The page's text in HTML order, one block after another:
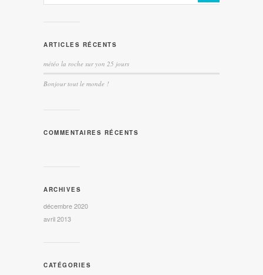
ARTICLES RÉCENTS
météo la roche sur yon 25 jours
Bonjour tout le monde !
COMMENTAIRES RÉCENTS
ARCHIVES
décembre 2020
avril 2013
CATÉGORIES